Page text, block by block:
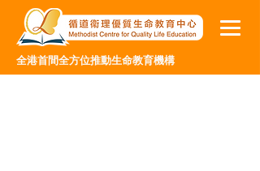
全港首間全方位推動生命教育機構